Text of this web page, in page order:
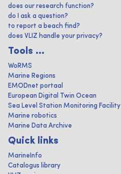
does our research function?
do I ask a question?
to report a beach find?
does VLIZ handle your privacy?
Tools ...
WoRMS
Marine Regions
EMODnet portaal
European Digital Twin Ocean
Sea Level Station Monitoring Facility
Marine robotics
Marine Data Archive
Quick links
MarineInfo
Catalogus library